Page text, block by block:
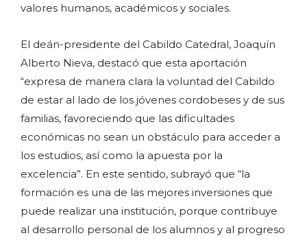
valores humanos, académicos y sociales.
El deán-presidente del Cabildo Catedral, Joaquín
Alberto Nieva, destacó que esta aportación
“expresa de manera clara la voluntad del Cabildo
de estar al lado de los jóvenes cordobeses y de sus
familias, favoreciendo que las dificultades
económicas no sean un obstáculo para acceder a
los estudios, así como la apuesta por la
excelencia”. En este sentido, subrayó que “la
formación es una de las mejores inversiones que
puede realizar una institución, porque contribuye
al desarrollo personal de los alumnos y al progreso